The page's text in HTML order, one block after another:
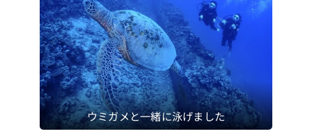
ウミガメと一緒に泳げました